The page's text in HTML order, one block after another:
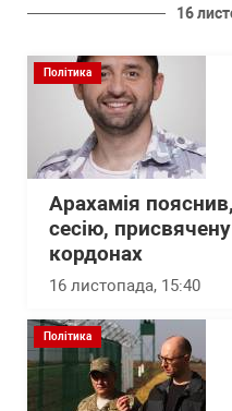
16
Політика
Арахамія
сесію,
кордонах
16 листопада, 15:40
Політика